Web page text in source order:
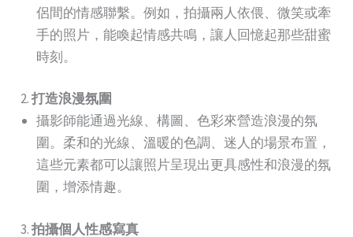
侶間的情感聯繫。例如，拍攝兩人依偎、微笑或牽
手的照片，能喚起情感共鳴，讓人回憶起那些甜蜜
時刻。
2.打造浪漫氛圍
攝影師能通過光線、構圖、色彩來營造浪漫的氛
圍。柔和的光線、溫暖的色調、迷人的場景布置，
這些元素都可以讓照片呈現出更具感性和浪漫的氛
圍，增添情趣。
3.拍攝個人性感寫真